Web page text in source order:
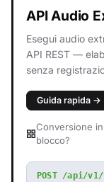
API Audio
Esegui audio
API REST —
senza
Guida rapida →
Conversione in
blocco?
POST /api/